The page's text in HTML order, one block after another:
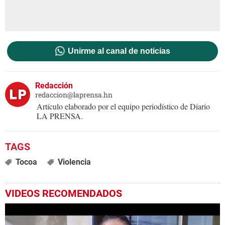
Unirme al canal de noticias
Redacción
redaccion@laprensa.hn
Artículo elaborado por el equipo periodístico de Diario
LA PRENSA.
Tocoa Violencia
VIDEOS RECOMENDADOS